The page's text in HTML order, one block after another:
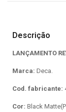
Descrição
LANÇAMENTO
Marca: Deca.
Cod. fabricante:
Cor: Black